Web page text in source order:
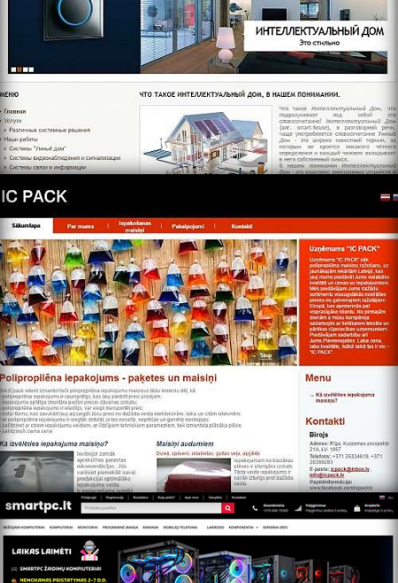
https://smartpc.lt/home/ru/